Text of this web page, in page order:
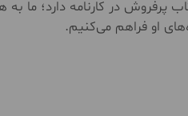
پرفروش در کارنامه دارد؛ ما
او فراهم می‌کنیم.